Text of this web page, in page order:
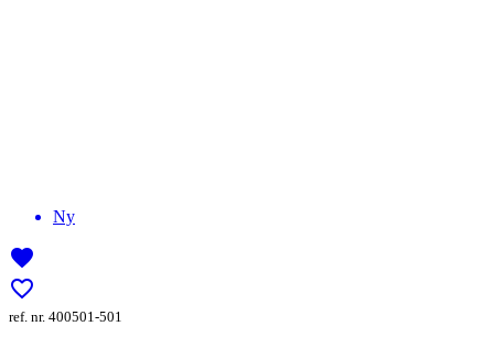
Ny
favorite
favorite_border
ref. nr. 400501-501